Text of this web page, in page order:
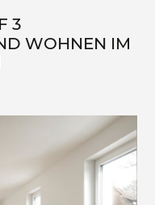
3
WOHNEN IM